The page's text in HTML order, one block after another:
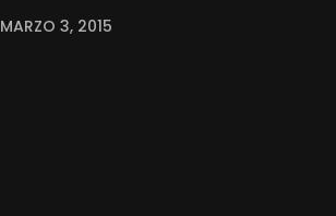
MARZO 3, 2015